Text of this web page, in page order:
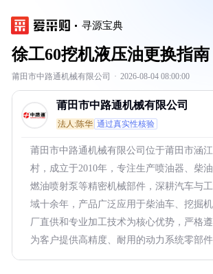
寻源宝典
徐工60挖机液压油更换指南
莆田市中路通机械有限公司 · 2026-08-04 08:00:00
莆田市中路通机械有限公司
法人:陈华 通过真实性核验
莆田市中路通机械有限公司位于莆田市涵
村，成立于2010年，专注生产喷油器、柴油
燃油喷射泵等精密机械部件，深耕汽车与
域十余年，产品广泛应用于柴油车、挖掘
厂直供和专业加工技术为核心优势，严格遵
为客户提供高精度、耐用的动力系统零部件